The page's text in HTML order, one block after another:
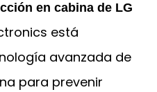
en cabina de LG
está
avanzada de
para prevenir